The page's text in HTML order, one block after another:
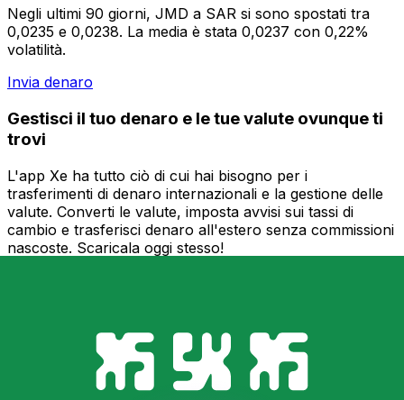
Negli ultimi 90 giorni, JMD a SAR si sono spostati tra
0,0235 e 0,0238. La media è stata 0,0237 con 0,22%
volatilità.
Invia denaro
Gestisci il tuo denaro e le tue valute ovunque ti
trovi
L'app Xe ha tutto ciò di cui hai bisogno per i
trasferimenti di denaro internazionali e la gestione delle
valute. Converti le valute, imposta avvisi sui tassi di
cambio e trasferisci denaro all'estero senza commissioni
nascoste. Scaricala oggi stesso!